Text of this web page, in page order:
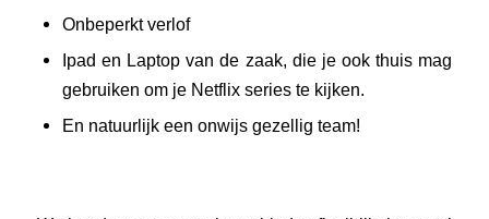
Onbeperkt verlof
Ipad en Laptop van de zaak, die je ook thuis mag
gebruiken om je Netflix series te kijken.
En natuurlijk een onwijs gezellig team!